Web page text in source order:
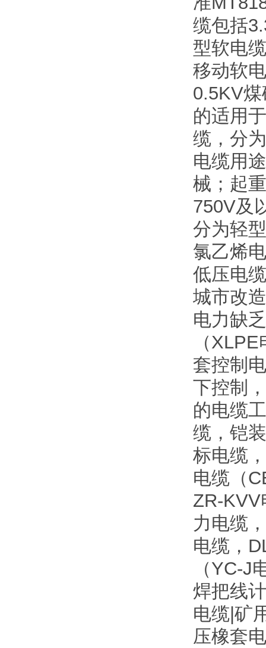
缆包括
型软电
移动软
0.5KV
的适用
缆，分
电缆用
械；起
750V及
分为轻
氯乙烯
低压电
城市改
电力缺
（
套控制
下控制
的电缆
缆，铠
标电缆
电缆（
ZR-
力电缆
电缆，
（YC-
焊把线
电缆|矿
压橡套